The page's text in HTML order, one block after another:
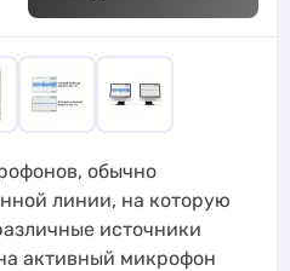
обычно
линии, на которую
источники
активный микрофон